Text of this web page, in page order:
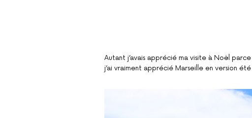
Autant j’avais apprécié ma visite à Noël
j’ai vraiment apprécié Marseille en version